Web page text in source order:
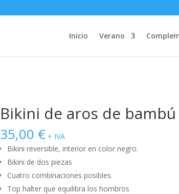
Inicio Verano
Bikini de aros de bambú
35,00 € + IVA
Bikini reversible, interior en color negro.
Bikini de dos piezas
Cuatro combinaciones posibles.
Top halter que equilibra los hombros